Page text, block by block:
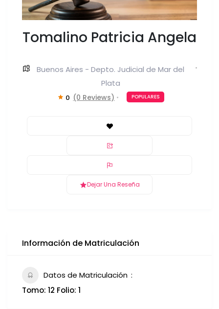
Tomalino Patricia Angela
Buenos Aires - Depto. Judicial de Mar del
Plata
0 (0 Reviews) POPULARES
Dejar Una Reseña
Información de Matriculación
Datos de Matriculación
Tomo: 12 Folio: 1